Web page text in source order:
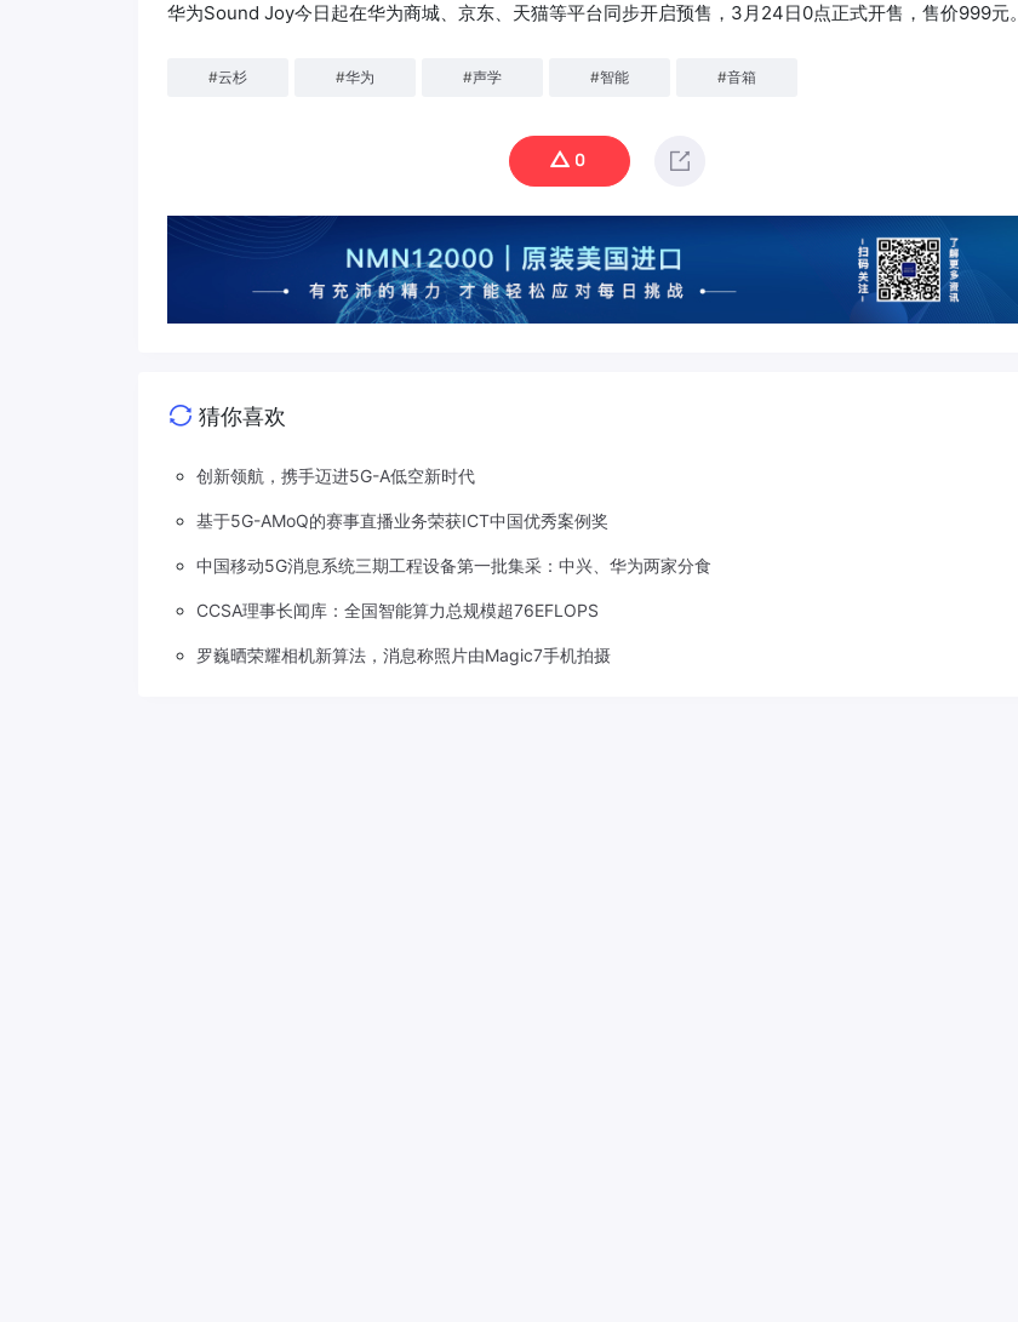
华为Sound Joy今日起在华为商城、京东、天猫等平台同步开启预售，3月24日0点正式开售，售价999元。
#云杉 #华为 #声学 #智能 #音箱
0
猜你喜欢
创新领航，携手迈进5G-A低空新时代
基于5G-AMoQ的赛事直播业务荣获ICT中国优秀案例奖
中国移动5G消息系统三期工程设备第一批集采：中兴、华为两家分食
CCSA理事长闻库：全国智能算力总规模超76EFLOPS
罗巍晒荣耀相机新算法，消息称照片由Magic7手机拍摄